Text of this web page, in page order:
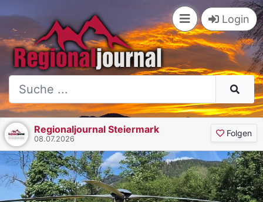
Login
Regionaljournal Steiermark
08.07.2026
Folgen